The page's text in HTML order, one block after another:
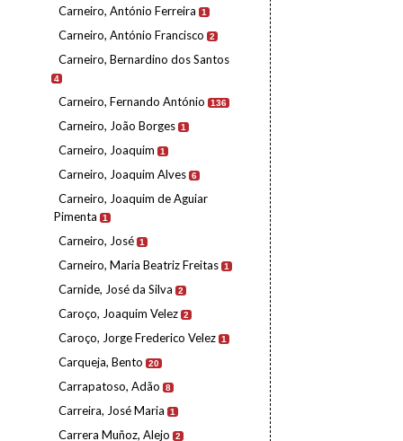
Carneiro, António Ferreira 1
Carneiro, António Francisco 2
Carneiro, Bernardino dos Santos
4
Carneiro, Fernando António 136
Carneiro, João Borges 1
Carneiro, Joaquim 1
Carneiro, Joaquim Alves 6
Carneiro, Joaquim de Aguiar
Pimenta
1
Carneiro, José 1
Carneiro, Maria Beatriz Freitas 1
Carnide, José da Silva 2
Caroço, Joaquim Velez 2
Caroço, Jorge Frederico Velez 1
Carqueja, Bento 20
Carrapatoso, Adão 8
Carreira, José Maria 1
Carrera Muñoz, Alejo 2